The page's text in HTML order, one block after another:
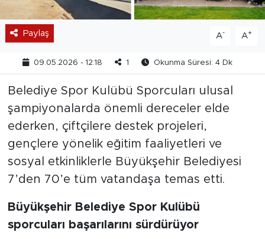
Paylaş A- A+
09.05.2026 - 12:18 1 Okunma Süresi: 4 Dk
Belediye Spor Kulübü Sporcuları ulusal
şampiyonalarda önemli dereceler elde
ederken, çiftçilere destek projeleri,
gençlere yönelik eğitim faaliyetleri ve
sosyal etkinliklerle Büyükşehir Belediyesi
7’den 70’e tüm vatandaşa temas etti.
Büyükşehir Belediye Spor Kulübü
sporcuları başarılarını sürdürüyor